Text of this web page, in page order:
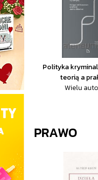
Polityka
teorią a
Wielu
PRAWO